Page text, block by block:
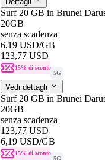
Surf 20 GB in Brunei
20GB
senza scadenza
6,19 USD/GB
123,77 USD
15% di sconto
5G
Vedi dettagli
Surf 20 GB in Brunei
20GB
senza scadenza
123,77 USD
6,19 USD/GB
15% di sconto
5G